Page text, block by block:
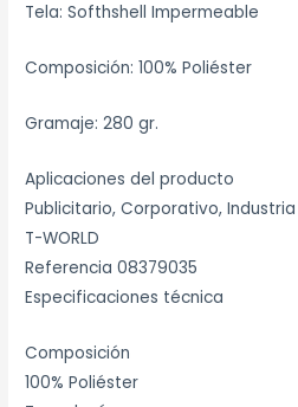
Tela: Softhshell Impermeable
Composición: 100% Poliéster
Gramaje: 280 gr.
Aplicaciones del producto
Publicitario, Corporativo,
T-WORLD
Referencia 08379035
Especificaciones técnica
Composición
100% Poliéster